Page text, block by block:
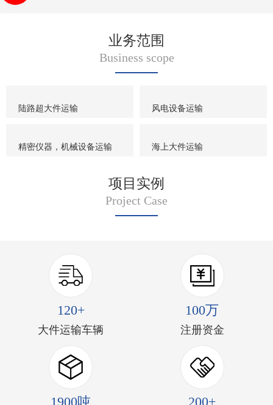
业务范围
Business scope
陆路超大件运输 风电设备运输
精密仪器，机械设备运输 海上大件运输
项目实例
Project Case
120+
大件运输车辆
100万
注册资金
1900吨 200+